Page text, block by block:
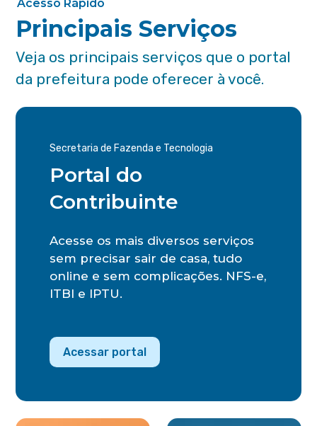
Acesso Rápido
Principais Serviços
Veja os principais serviços que o portal
da prefeitura pode oferecer à você.
Secretaria de Fazenda e Tecnologia
Portal do
Contribuinte
Acesse os mais diversos serviços
sem precisar sair de casa, tudo
online e sem complicações. NFS-e,
ITBI e IPTU.
Acessar portal